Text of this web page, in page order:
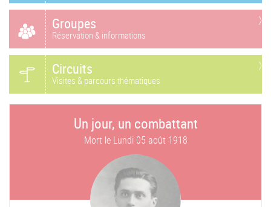
Groupes
Réservation & informations
Circuits
Visites & parcours thématiques
Un jour, un combattant
Mort le Lundi 05 août 1918